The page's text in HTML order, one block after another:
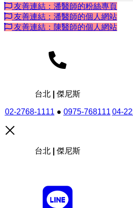
友善連結：潘醫師的粉絲專頁
友善連結：潘醫師的個人網站
友善連結：陳醫師的個人網站
台北 | 傑尼斯
02-2768-1111 ● 0975-768111 04-
台北 | 傑尼斯